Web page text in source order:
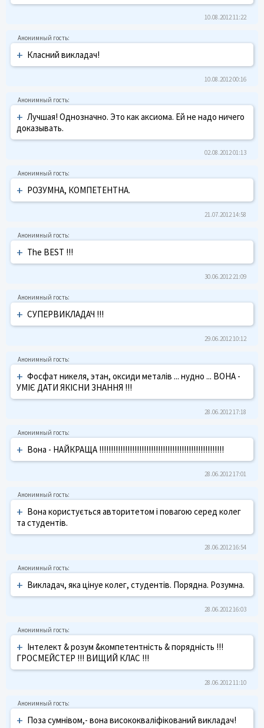
10.08.2012 11:22
+ Класний викладач!
10.08.2012 00:16
+ Лучшая! Однозначно. Это как аксиома. Ей не надо ничего
доказывать.
02.08.2012 01:13
+ РОЗУМНА, КОМПЕТЕНТНА.
21.07.2012 14:58
+ The BEST !!!
30.06.2012 21:09
+ СУПЕРВИКЛАДАЧ !!!
29.06.2012 10:12
+ Фосфат никеля, этан, оксиди металів ... нудно ... ВОНА -
УМІЄ ДАТИ ЯКІСНИ ЗНАННЯ !!!
28.06.2012 17:18
+ Вона - НАЙКРАЩА !!!!!!!!!!!!!!!!!!!!!!!!!!!!!!!!!!!!!!!!!!!!!!!!!!!!!
28.06.2012 17:01
+ Вона користується авторитетом і повагою серед колег
та студентів.
28.06.2012 16:54
+ Викладач, яка цінуе колег, студентів. Порядна. Розумна.
28.06.2012 16:03
+ Інтелект & розум &компетентність & порядність !!!
ГРОСМЕЙСТЕР !!! ВИЩИЙ КЛАС !!!
28.06.2012 11:10
+ Поза сумнівом,- вона висококваліфікований викладач!